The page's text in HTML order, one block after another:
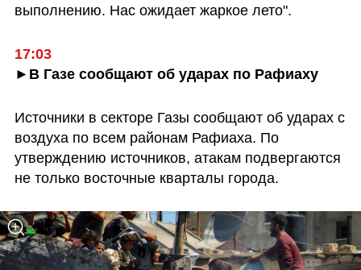
выполнению. Нас ожидает жаркое лето".
17:03
►В Газе сообщают об ударах по Рафиаху
Источники в секторе Газы сообщают об ударах с
воздуха по всем районам Рафиаха. По
утверждению источников, атакам подвергаются
не только восточные кварталы города.